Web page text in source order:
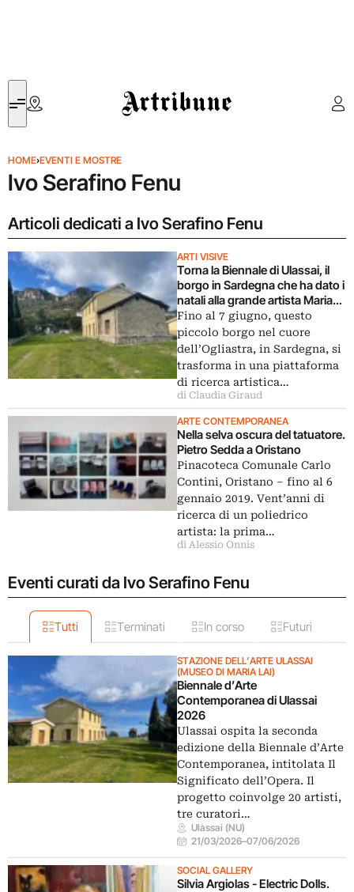
Artribune
HOME›EVENTI E MOSTRE
Ivo Serafino Fenu
Articoli dedicati a Ivo Serafino Fenu
ARTI VISIVE
Torna la Biennale di Ulassai, il
borgo in Sardegna che ha dato i
natali alla grande artista Maria
Lai
Fino al 7 giugno, questo
piccolo borgo nel cuore
dell’Ogliastra, in Sardegna, si
trasforma in una piattaforma
di ricerca artistica…
di Claudia Giraud
ARTE CONTEMPORANEA
Nella selva oscura del tatuatore.
Pietro Sedda a Oristano
Pinacoteca Comunale Carlo
Contini, Oristano ‒ fino al 6
gennaio 2019. Vent’anni di
ricerca di un poliedrico
artista: la prima…
di Alessio Onnis
Eventi curati da Ivo Serafino Fenu
Tutti Terminati In corso Futuri
STAZIONE DELL’ARTE ULASSAI
(MUSEO DI MARIA LAI)
Biennale d’Arte
Contemporanea di Ulassai
2026
Ulassai ospita la seconda
edizione della Biennale d’Arte
Contemporanea, intitolata Il
Significato dell’Opera. Il
progetto coinvolge 20 artisti,
tre curatori…
Ulàssai (NU)
21/03/2026–07/06/2026
SOCIAL GALLERY
Silvia Argiolas - Electric Dolls.